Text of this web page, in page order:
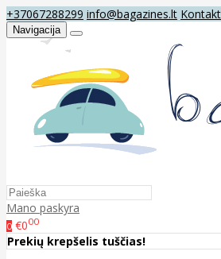
+37067288299 info@bagazines.lt
Navigacija
Mano paskyra
0 €000
Prekių krepšelis tuščias!